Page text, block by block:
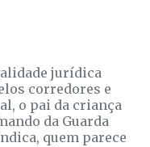
jurídica
corredores e
o pai da criança
da Guarda
quem parece